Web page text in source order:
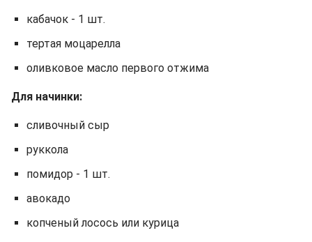
кабачок - 1 шт.
тертая моцарелла
оливковое масло первого отжима
Для начинки:
сливочный сыр
руккола
помидор - 1 шт.
авокадо
копченый лосось или курица